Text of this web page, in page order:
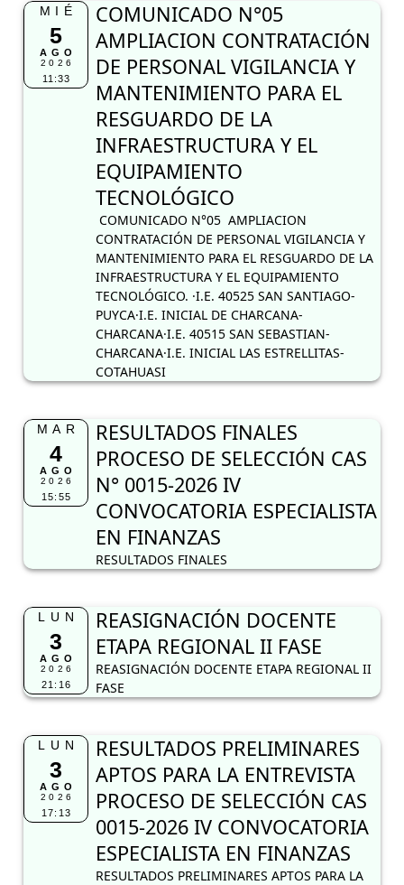
MIÉ
5
AGO
2026
11:33
COMUNICADO N°05
AMPLIACION CONTRATACIÓN
DE PERSONAL VIGILANCIA Y
MANTENIMIENTO PARA EL
RESGUARDO DE LA
INFRAESTRUCTURA Y EL
EQUIPAMIENTO
TECNOLÓGICO
COMUNICADO N°05 AMPLIACION
CONTRATACIÓN DE PERSONAL VIGILANCIA Y
MANTENIMIENTO PARA EL RESGUARDO DE LA
INFRAESTRUCTURA Y EL EQUIPAMIENTO
TECNOLÓGICO. ·I.E. 40525 SAN SANTIAGO-
PUYCA·I.E. INICIAL DE CHARCANA-
CHARCANA·I.E. 40515 SAN SEBASTIAN-
CHARCANA·I.E. INICIAL LAS ESTRELLITAS-
COTAHUASI
MAR
4
AGO
2026
15:55
RESULTADOS FINALES
PROCESO DE SELECCIÓN CAS
N° 0015-2026 IV
CONVOCATORIA ESPECIALISTA
EN FINANZAS
RESULTADOS FINALES
LUN
3
AGO
2026
21:16
REASIGNACIÓN DOCENTE
ETAPA REGIONAL II FASE
REASIGNACIÓN DOCENTE ETAPA REGIONAL II
FASE
LUN
3
AGO
2026
17:13
RESULTADOS PRELIMINARES
APTOS PARA LA ENTREVISTA
PROCESO DE SELECCIÓN CAS
0015-2026 IV CONVOCATORIA
ESPECIALISTA EN FINANZAS
RESULTADOS PRELIMINARES APTOS PARA LA